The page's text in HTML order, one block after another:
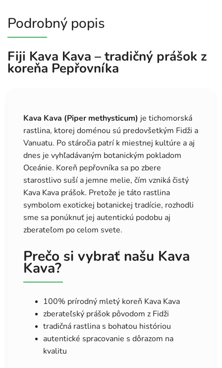
Podrobný popis
Fiji Kava Kava – tradičný prášok z
koreňa Pepřovníka
Kava Kava (Piper methysticum) je tichomorská
rastlina, ktorej doménou sú predovšetkým Fidži a
Vanuatu. Po stáročia patrí k miestnej kultúre a aj
dnes je vyhľadávaným botanickým pokladom
Oceánie. Koreň pepřovníka sa po zbere
starostlivo suší a jemne melie, čím vzniká čistý
Kava Kava prášok. Pretože je táto rastlina
symbolom exotickej botanickej tradície, rozhodli
sme sa ponúknuť jej autentickú podobu aj
zberateľom po celom svete.
Prečo si vybrať našu Kava
Kava?
100% prírodný mletý koreň Kava Kava
zberateľský prášok pôvodom z Fidži
tradičná rastlina s bohatou históriou
autentické spracovanie s dôrazom na
kvalitu